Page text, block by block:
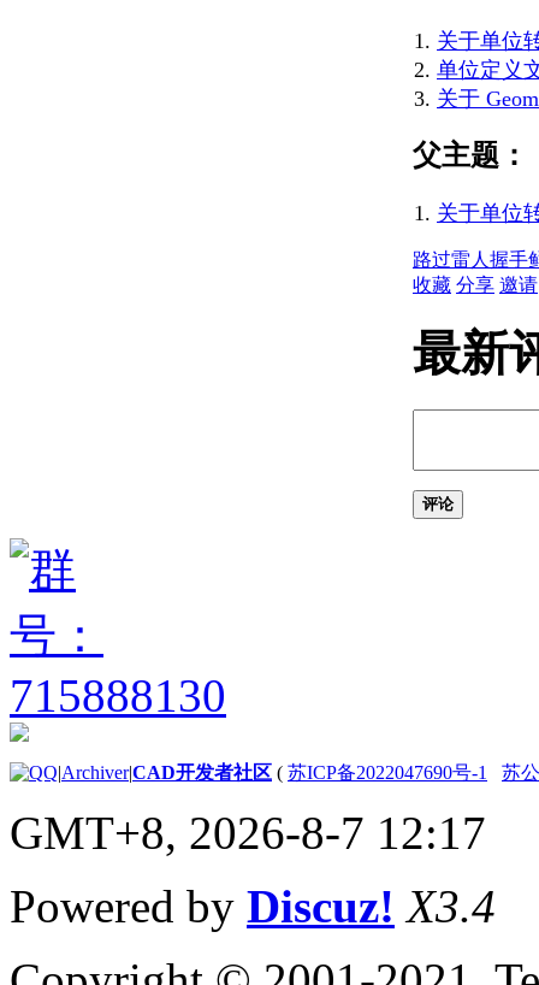
（AutoLISP/ActiveX）
步骤
（AutoLISP）
关于 Nil
关于预定义变量
（AutoLISP）
（AutoLISP）
关于单位
单位定义
关于
父主题：
关于单位
路过雷人 握手
收藏 分享 邀请
最新
评论
|Archiver|CAD开发者社区 ( 苏ICP备2022047690号-1 苏
GMT+8, 2026-8-7 12:17
Powered by Discuz! X3.4